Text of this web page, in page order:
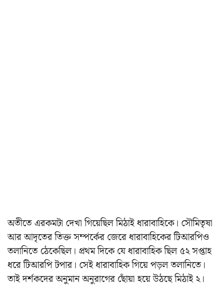
অতীতে এরকমটা দেখা গিয়েছিল মিঠাই ধারাবাহিকে। সৌমিতৃষা
আর আদৃতের তিক্ত সম্পর্কের জেরে ধারাবাহিকের টিআরপিও
তলানিতে ঠেকেছিল। প্রথম দিকে যে ধারাবাহিক ছিল ৫২ সপ্তাহ
ধরে টিআরপি টপার। সেই ধারাবাহিক গিয়ে পড়ল তলানিতে।
তাই দর্শকদের অনুমান অনুরাগের ছোঁয়া হয়ে উঠছে মিঠাই ২।